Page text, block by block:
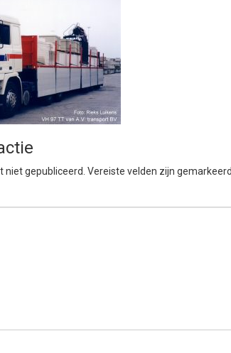
gepubliceerd. Vereiste velden zijn